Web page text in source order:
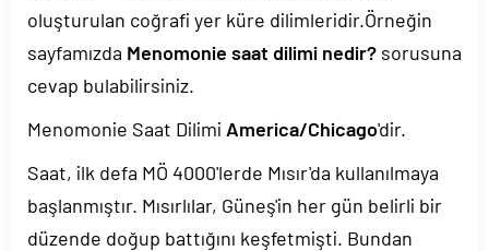
oluşturulan coğrafi yer küre dilimleridir.Örneğin
sayfamızda Menomonie saat dilimi nedir? sorusuna
cevap bulabilirsiniz.
Menomonie Saat Dilimi America/Chicago'dir.
Saat, ilk defa MÖ 4000'lerde Mısır'da kullanılmaya
başlanmıştır. Mısırlılar, Güneş'in her gün belirli bir
düzende doğup battığını keşfetmişti. Bundan